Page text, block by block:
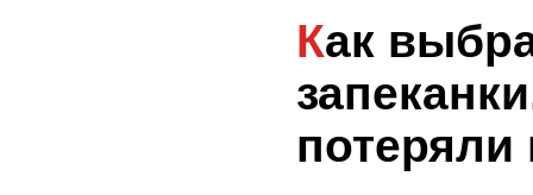
Как выбрать овощи для
потеряли